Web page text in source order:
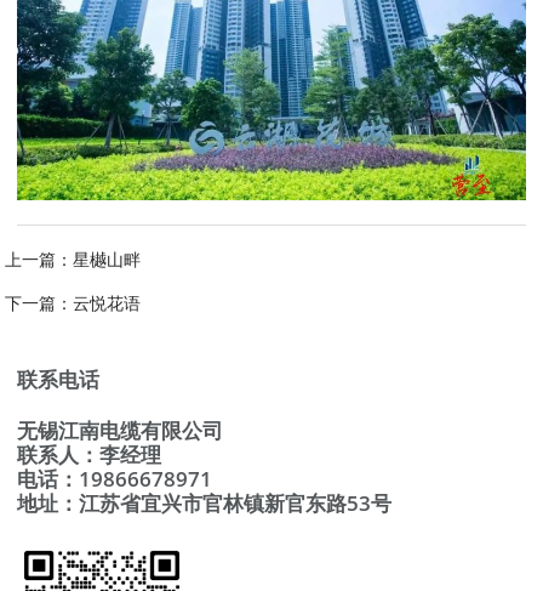
上一篇： 星樾山畔
下一篇： 云悦花语
联系电话
无锡江南电缆有限公司
联系人：李经理
电话：19866678971
地址：江苏省宜兴市官林镇新官东路53号